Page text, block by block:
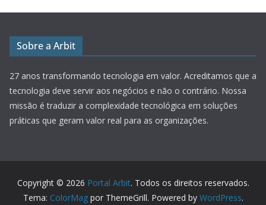
Sobre a Arbit
27 anos transformando tecnologia em valor. Acreditamos que a
tecnologia deve servir aos negócios e não o contrário. Nossa
missão é traduzir a complexidade tecnológica em soluções
práticas que geram valor real para as organizações.
Copyright © 2026 Portal Arbit. Todos os direitos reservados.
Tema: ColorMagpor ThemeGrill. Powered by WordPress.